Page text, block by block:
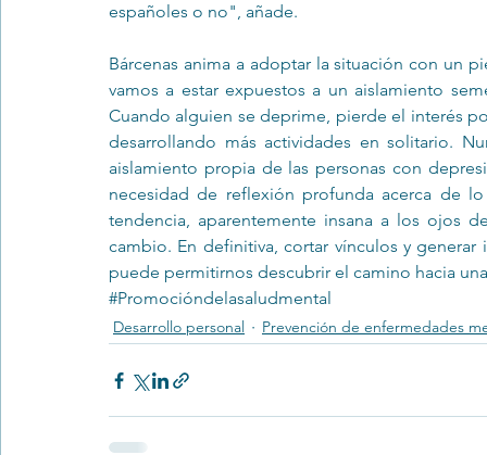
españoles o no", añade.
Bárcenas anima a adoptar la situación con un
vamos a estar expuestos a un aislamiento
Cuando alguien se deprime, pierde el interés
desarrollando más actividades en solitario.
aislamiento propia de las personas con
necesidad de reflexión profunda acerca de
tendencia, aparentemente insana a los ojos
cambio. En definitiva, cortar vínculos y
puede permitirnos descubrir el camino hacia
#Promocióndelasaludmental
Desarrollo personal Prevención de enfermedades